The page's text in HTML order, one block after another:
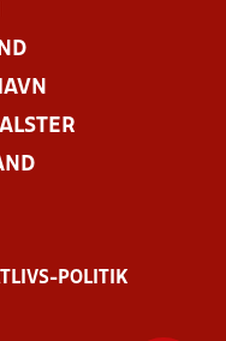
POLITIK